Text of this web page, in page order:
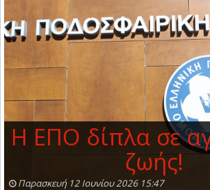
Η ΕΠΟ δίπλα σε
ζωής!
Παρασκευή 12 Ιουνίου 2026 15:47